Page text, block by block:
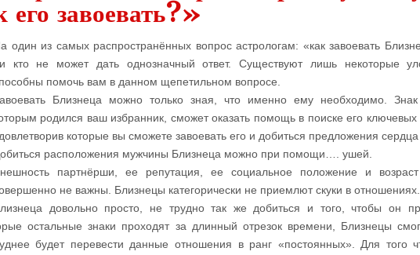
завоевать?»
один из самых распространённых вопрос астрологам: «как завоевать
кто не может дать однозначный ответ. Существуют лишь некоторые
помочь вам в данном щепетильном вопросе.
Близнеца можно только зная, что именно ему необходимо.
родился ваш избранник, сможет оказать помощь в поиске его ключевых
которые вы сможете завоевать его и добиться предложения сердца
расположения мужчины Близнеца можно при помощи…. ушей.
партнёрши, ее репутация, ее социальное положение и
не важны. Близнецы категорически не приемлют скуки в отношениях.
довольно просто, не трудно так же добиться и того, чтобы он
остальные знаки проходят за длинный отрезок времени, Близнецы
будет перевести данные отношения в ранг «постоянных». Для того